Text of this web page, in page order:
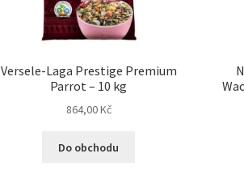
Versele-Laga Prestige Premium
Parrot – 10 kg
864,00Kč
Do obchodu